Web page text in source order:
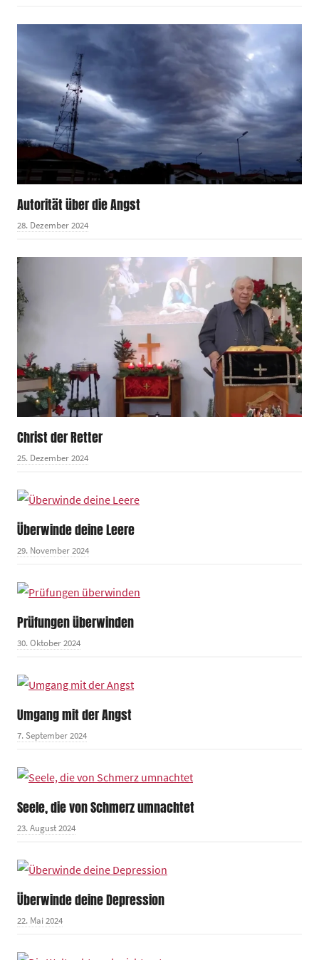
Autorität über die Angst
28. Dezember 2024
Christ der Retter
25. Dezember 2024
Überwinde deine Leere
29. November 2024
Prüfungen überwinden
30. Oktober 2024
Umgang mit der Angst
7. September 2024
Seele, die von Schmerz umnachtet
23. August 2024
Überwinde deine Depression
22. Mai 2024